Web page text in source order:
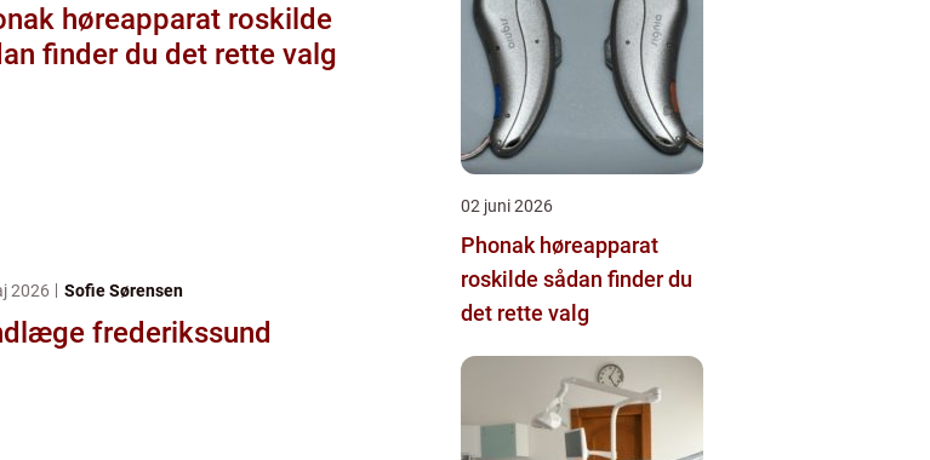
høreapparat roskilde
finder du det rette valg
2026 Sofie Sørensen
frederikssund
02 juni 2026
Phonak høreapparat
roskilde sådan finder du
det rette valg